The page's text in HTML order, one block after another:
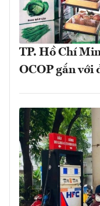
TP. Hồ Chí
OCOP gắn với